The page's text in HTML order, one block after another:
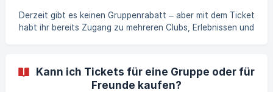
Derzeit gibt es keinen Gruppenrabatt – aber mit dem Ticket
habt ihr bereits Zugang zu mehreren Clubs, Erlebnissen und
Kann ich Tickets für eine Gruppe oder für
Freunde kaufen?